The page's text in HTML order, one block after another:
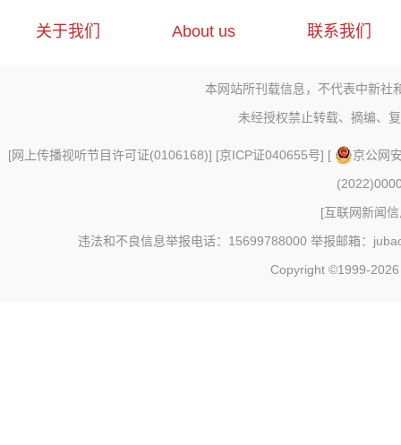
关于我们 About us 联系我们
本网站所刊载信息，不代表中新社
未经授权禁止转载、摘编、
[网上传播视听节目许可证(0106168)] [京ICP证040655号] [
京公网
[互联网新闻
违法和不良信息举报电话：15699788000 举报邮箱：
Copyright ©1999-